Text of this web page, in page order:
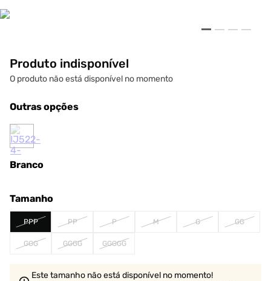
Produto indisponível
O produto não está disponível no momento
Outras opções
Branco
Tamanho
PPP PP P M G GG
GGG GGGG GGGGG
Este tamanho não está disponível no momento!